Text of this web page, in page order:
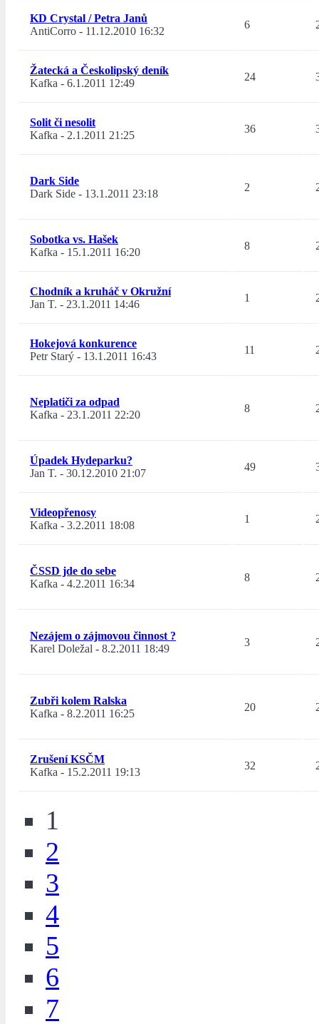
KD Crystal / Petra Janů
AntiCorro - 11.12.2010 16:32
6
Žatecká a Českolipský deník
Kafka - 6.1.2011 12:49
24
Solit či nesolit
Kafka - 2.1.2011 21:25
36
Dark Side
Dark Side - 13.1.2011 23:18
2
Sobotka vs. Hašek
Kafka - 15.1.2011 16:20
8
Chodník a kruháč v Okružní
Jan T. - 23.1.2011 14:46
1
Hokejová konkurence
Petr Starý - 13.1.2011 16:43
11
Neplatiči za odpad
Kafka - 23.1.2011 22:20
8
Úpadek Hydeparku?
Jan T. - 30.12.2010 21:07
49
Videopřenosy
Kafka - 3.2.2011 18:08
1
ČSSD jde do sebe
Kafka - 4.2.2011 16:34
8
Nezájem o zájmovou činnost ?
Karel Doležal - 8.2.2011 18:49
3
Zubři kolem Ralska
Kafka - 8.2.2011 16:25
20
Zrušení KSČM
Kafka - 15.2.2011 19:13
32
1
2
3
4
5
6
7